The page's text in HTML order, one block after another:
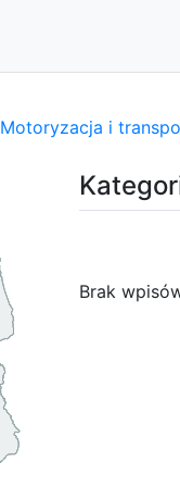
Motoryzacja i
Brak